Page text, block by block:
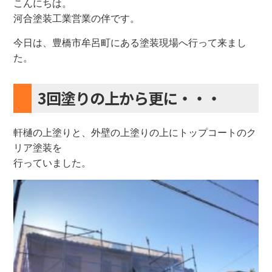
こんにちは。
河合塗装工業営業の伴です。
今日は、豊橋市牟呂町にある塗装現場へ行って来まし
た。
3回塗りの上から更に・・・
軒樋の上塗りと、外壁の上塗りの上にトップコートのク
リア塗装を
行っていました。